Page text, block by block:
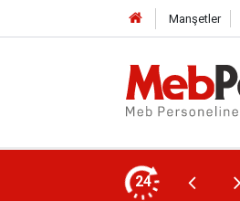
Manşetler
24
Süresini İki Haftaya Çıkardı